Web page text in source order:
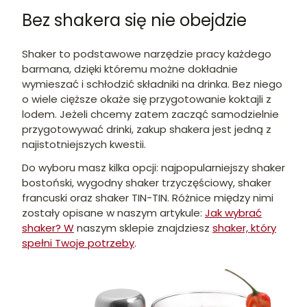
Bez shakera się nie obejdzie
Shaker to podstawowe narzędzie pracy każdego
barmana, dzięki któremu możne dokładnie
wymieszać i schłodzić składniki na drinka. Bez niego
o wiele cięższe okaże się przygotowanie koktajli z
lodem. Jeżeli chcemy zatem zacząć samodzielnie
przygotowywać drinki, zakup shakera jest jedną z
najistotniejszych kwestii.
Do wyboru masz kilka opcji: najpopularniejszy shaker
bostoński, wygodny shaker trzyczęściowy, shaker
francuski oraz shaker TIN-TIN. Różnice między nimi
zostały opisane w naszym artykule: Jak wybrać
shaker? Wnaszym sklepie znajdziesz shaker, który
spełni Twoje potrzeby.